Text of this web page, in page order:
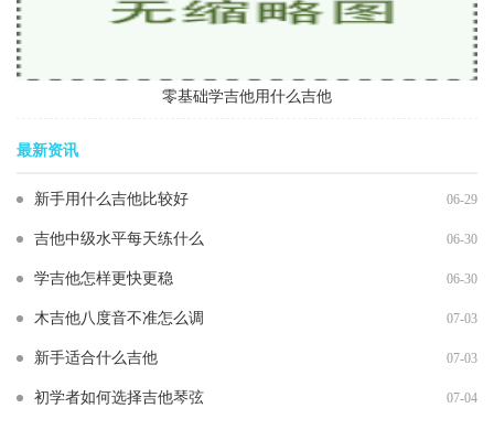
零基础学吉他用什么吉他
最新资讯
新手用什么吉他比较好 06-29
吉他中级水平每天练什么 06-30
学吉他怎样更快更稳 06-30
木吉他八度音不准怎么调 07-03
新手适合什么吉他 07-03
初学者如何选择吉他琴弦 07-04